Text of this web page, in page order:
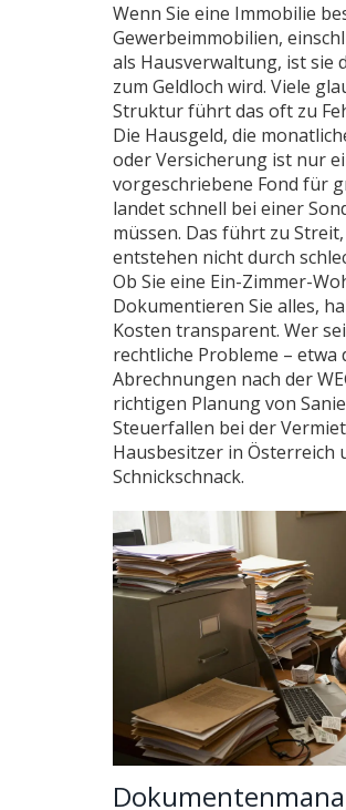
Wenn Sie eine Immobilie
Gewerbeimmobilien,
als Hausverwaltung, ist sie
zum Geldloch wird. Viele
Struktur führt das oft zu
Die Hausgeld, die
oder Versicherung ist nur
vorgeschriebene Fond für
landet schnell bei einer
müssen. Das führt zu
entstehen nicht durch
Ob Sie eine Ein-Zimmer-
Dokumentieren Sie alles,
Kosten transparent. Wer
rechtliche Probleme –
Abrechnungen nach der
richtigen Planung von
Steuerfallen bei der
Hausbesitzer in Österreich
Schnickschnack.